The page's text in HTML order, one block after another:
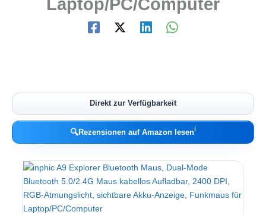
Laptop/PC/Computer
Direkt zur Verfügbarkeit
🔍Rezensionen auf Amazon lesenℹ︎